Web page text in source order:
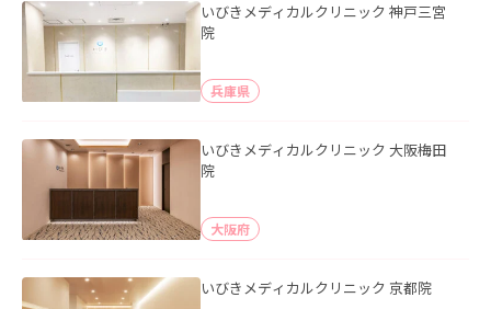
いびきメディカルクリニック 神戸三宮
院
兵庫県
いびきメディカルクリニック 大阪梅田
院
大阪府
いびきメディカルクリニック 京都院